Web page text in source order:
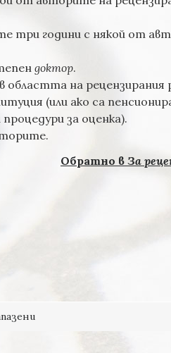
три години с някой от
доктор.
на рецензирания
(или ако са
за оценка).
Обратно в За